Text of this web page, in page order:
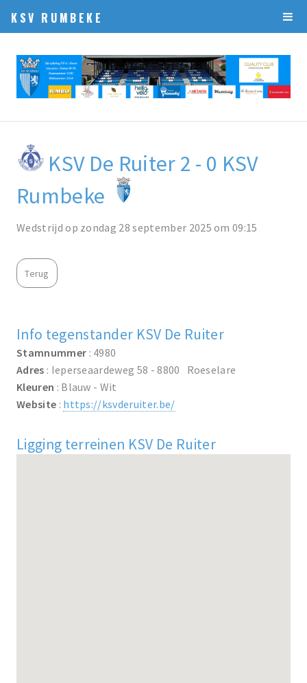
KSV RUMBEKE
KSV De Ruiter 2 - 0 KSV
Rumbeke
Wedstrijd op zondag 28 september 2025 om 09:15
Terug
Info tegenstander KSV De Ruiter
Stamnummer : 4980
Adres : Ieperseaardeweg 58 - 8800 Roeselare
Kleuren : Blauw - Wit
Website : https://ksvderuiter.be/
Ligging terreinen KSV De Ruiter